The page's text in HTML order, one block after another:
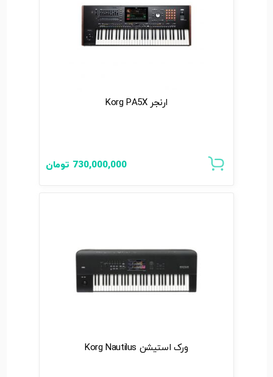
ارنجر Korg PA5X
730,000,000 تومان
ورک استیشن Korg Nautilus